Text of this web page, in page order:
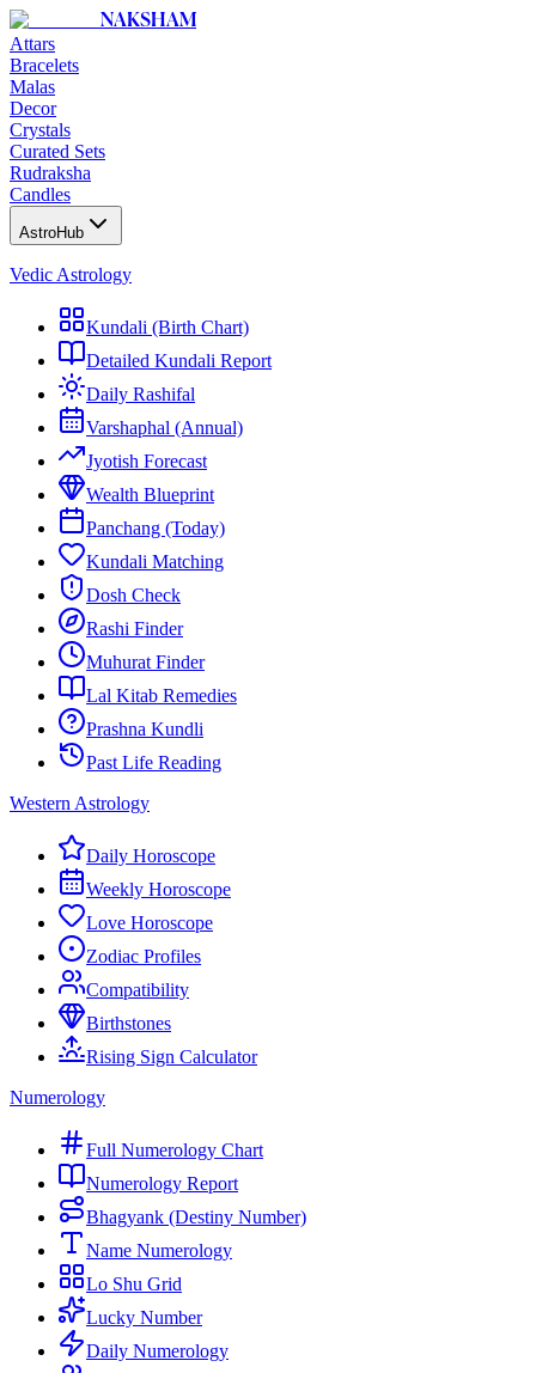
NAKSHAM
Attars
Bracelets
Malas
Decor
Crystals
Curated Sets
Rudraksha
Candles
AstroHub
Vedic Astrology
Kundali (Birth Chart)
Detailed Kundali Report
Daily Rashifal
Varshaphal (Annual)
Jyotish Forecast
Wealth Blueprint
Panchang (Today)
Kundali Matching
Dosh Check
Rashi Finder
Muhurat Finder
Lal Kitab Remedies
Prashna Kundli
Past Life Reading
Western Astrology
Daily Horoscope
Weekly Horoscope
Love Horoscope
Zodiac Profiles
Compatibility
Birthstones
Rising Sign Calculator
Numerology
Full Numerology Chart
Numerology Report
Bhagyank (Destiny Number)
Name Numerology
Lo Shu Grid
Lucky Number
Daily Numerology